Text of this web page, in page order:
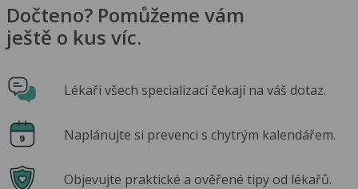
Dočteno? Pomůžeme vám
ještě o kus víc.
Lékaři všech specializací čekají na váš dotaz.
Naplánujte si prevenci s chytrým kalendářem.
Objevujte praktické a ověřené tipy od lékařů.